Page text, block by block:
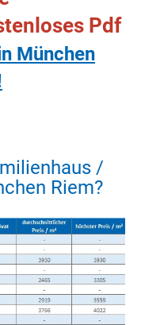
Pdf
München
/
Riem?